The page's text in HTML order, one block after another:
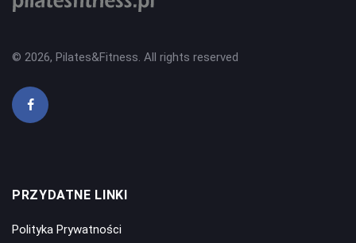
© 2026, Pilates&Fitness. All rights reserved
PRZYDATNE LINKI
Polityka Prywatności